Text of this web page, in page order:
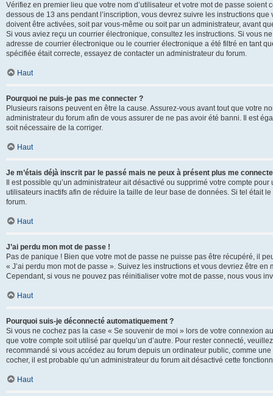
Vérifiez en premier lieu que votre nom d’utilisateur et votre mot de passe
dessous de 13 ans pendant l’inscription, vous devrez suivre les instructions
doivent être activées, soit par vous-même ou soit par un administrateur, avant
Si vous aviez reçu un courrier électronique, consultez les instructions. Si vous
adresse de courrier électronique ou le courrier électronique a été filtré en tant
spécifiée était correcte, essayez de contacter un administrateur du forum.
Haut
Pourquoi ne puis-je pas me connecter ?
Plusieurs raisons peuvent en être la cause. Assurez-vous avant tout que votre
administrateur du forum afin de vous assurer de ne pas avoir été banni. Il est
soit nécessaire de la corriger.
Haut
Je m’étais déjà inscrit par le passé mais ne peux à présent plus me
Il est possible qu’un administrateur ait désactivé ou supprimé votre compte
utilisateurs inactifs afin de réduire la taille de leur base de données. Si tel était
forum.
Haut
J’ai perdu mon mot de passe !
Pas de panique ! Bien que votre mot de passe ne puisse pas être récupéré, il
« J’ai perdu mon mot de passe ». Suivez les instructions et vous devriez être
Cependant, si vous ne pouvez pas réinitialiser votre mot de passe, nous vous
Haut
Pourquoi suis-je déconnecté automatiquement ?
Si vous ne cochez pas la case « Se souvenir de moi » lors de votre connexion
que votre compte soit utilisé par quelqu’un d’autre. Pour rester connecté,
recommandé si vous accédez au forum depuis un ordinateur public, comme
cocher, il est probable qu’un administrateur du forum ait désactivé cette
Haut